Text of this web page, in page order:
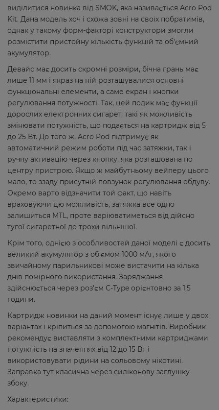
виділитися новинка від SMOK, яка називається Acro Pod
Kit. Дана модель хоч і схожа зовні на своїх побратимів,
однак у такому форм-факторі конструктори змогли
розмістити пристойну кількість функцій та об'ємний
акумулятор.
Девайс має досить скромні розміри, бічна грань має
лише 11 мм і якраз на ній розташувалися основні
функціональні елементи, а саме екран і кнопки
регулювання потужності. Так, цей подик має функції
дорослих електронних сигарет, такі як можливість
змінювати потужність, що подається на картридж від 5
до 25 Вт. До того ж, Acro Pod підтримує як
автоматичний режим роботи під час затяжки, так і
ручну активацію через кнопку, яка розташована по
центру пристрою. Якщо ж майбутньому вейперу цього
мало, то ззаду присутній повзунок регулювання обдуву.
Окремо варто відзначити той факт, що навіть
враховуючи цю можливість, затяжка все одно
залишиться MTL, проте варіюватиметься від дійсно
тугої сигаретної до трохи вільнішої.
Крім того, однією з особливостей даної моделі є досить
великий акумулятор з об'ємом 1000 мАг, якого
звичайному парильникові може вистачити на кілька
днів помірного використання. Заряджання
здійснюється через роз'єм С-Type орієнтовно за 1.5
години.
Картридж новинки на даний момент існує лише у двох
варіантах і кріпиться за допомогою магнітів. Виробник
рекомендує виставляти з комплектними картриджами
потужність на значеннях від 12 до 15 Вт і
використовувати рідини на сольовому нікотині.
Заправка тут класична через силіконову заглушку
збоку.
Характеристики: